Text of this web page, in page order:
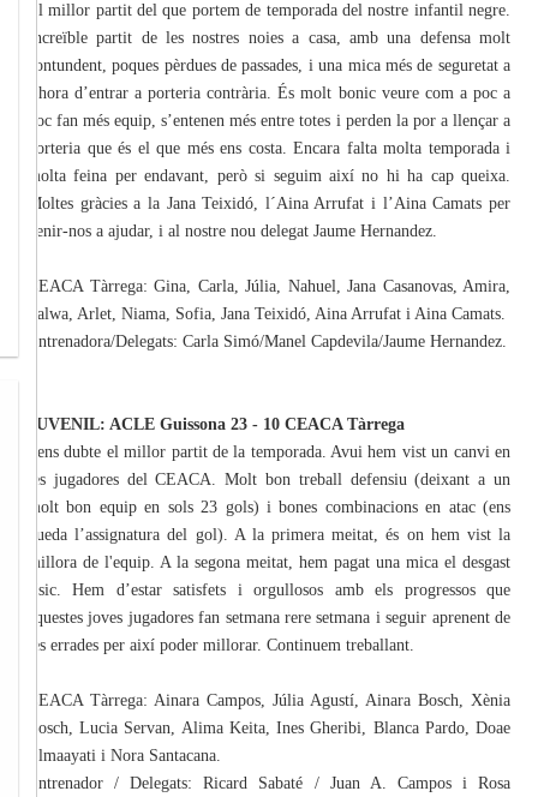
El millor partit del que portem de temporada del nostre infantil negre.
Increïble partit de les nostres noies a casa, amb una defensa molt
contundent, poques pèrdues de passades, i una mica més de seguretat a
l’hora d’entrar a porteria contrària. És molt bonic veure com a poc a
poc fan més equip, s’entenen més entre totes i perden la por a llençar a
porteria que és el que més ens costa. Encara falta molta temporada i
molta feina per endavant, però si seguim així no hi ha cap queixa.
Moltes gràcies a la Jana Teixidó, l´Aina Arrufat i l’Aina Camats per
venir-nos a ajudar, i al nostre nou delegat Jaume Hernandez.
CEACA Tàrrega: Gina, Carla, Júlia, Nahuel, Jana Casanovas, Amira,
Salwa, Arlet, Niama, Sofia, Jana Teixidó, Aina Arrufat i Aina Camats.
Entrenadora/Delegats: Carla Simó/Manel Capdevila/Jaume Hernandez.
JUVENIL: ACLE Guissona 23 - 10 CEACA Tàrrega
Sens dubte el millor partit de la temporada. Avui hem vist un canvi en
les jugadores del CEACA. Molt bon treball defensiu (deixant a un
molt bon equip en sols 23 gols) i bones combinacions en atac (ens
queda l’assignatura del gol). A la primera meitat, és on hem vist la
millora de l'equip. A la segona meitat, hem pagat una mica el desgast
físic. Hem d’estar satisfets i orgullosos amb els progressos que
aquestes joves jugadores fan setmana rere setmana i seguir aprenent de
les errades per així poder millorar. Continuem treballant.
CEACA Tàrrega: Ainara Campos, Júlia Agustí, Ainara Bosch, Xènia
Bosch, Lucia Servan, Alima Keita, Ines Gheribi, Blanca Pardo, Doae
Elmaayati i Nora Santacana.
Entrenador / Delegats: Ricard Sabaté / Juan A. Campos i Rosa